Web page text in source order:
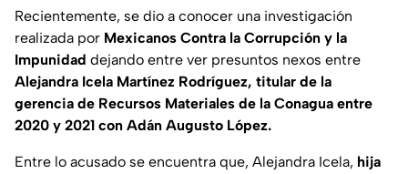
Recientemente, se dio a conocer una investigación
realizada por Mexicanos Contra la Corrupción y la
Impunidad dejando entre ver presuntos nexos entre
Alejandra Icela Martínez Rodríguez, titular de la
gerencia de Recursos Materiales de la Conagua entre
2020 y 2021 con Adán Augusto López.
Entre lo acusado se encuentra que, Alejandra Icela, hija